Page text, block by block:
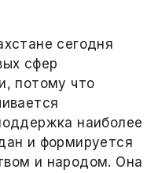
сегодня
сфер
потому что
наиболее
и формируется
и народом. Она